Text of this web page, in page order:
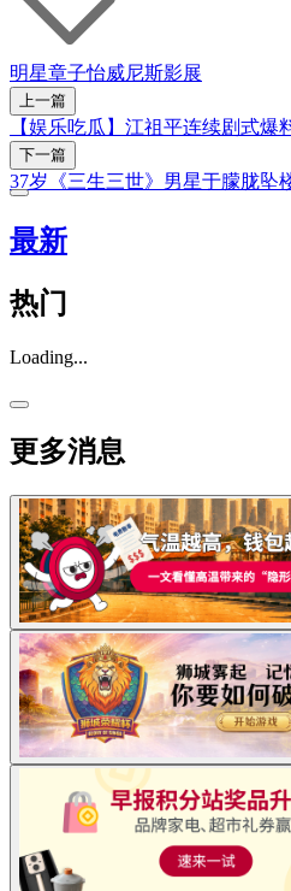
明星章子怡威尼斯影展
上一篇
【娱乐吃瓜】江祖平连续剧式爆
下一篇
37岁《三生三世》男星于朦胧坠
最新
热门
Loading...
更多消息